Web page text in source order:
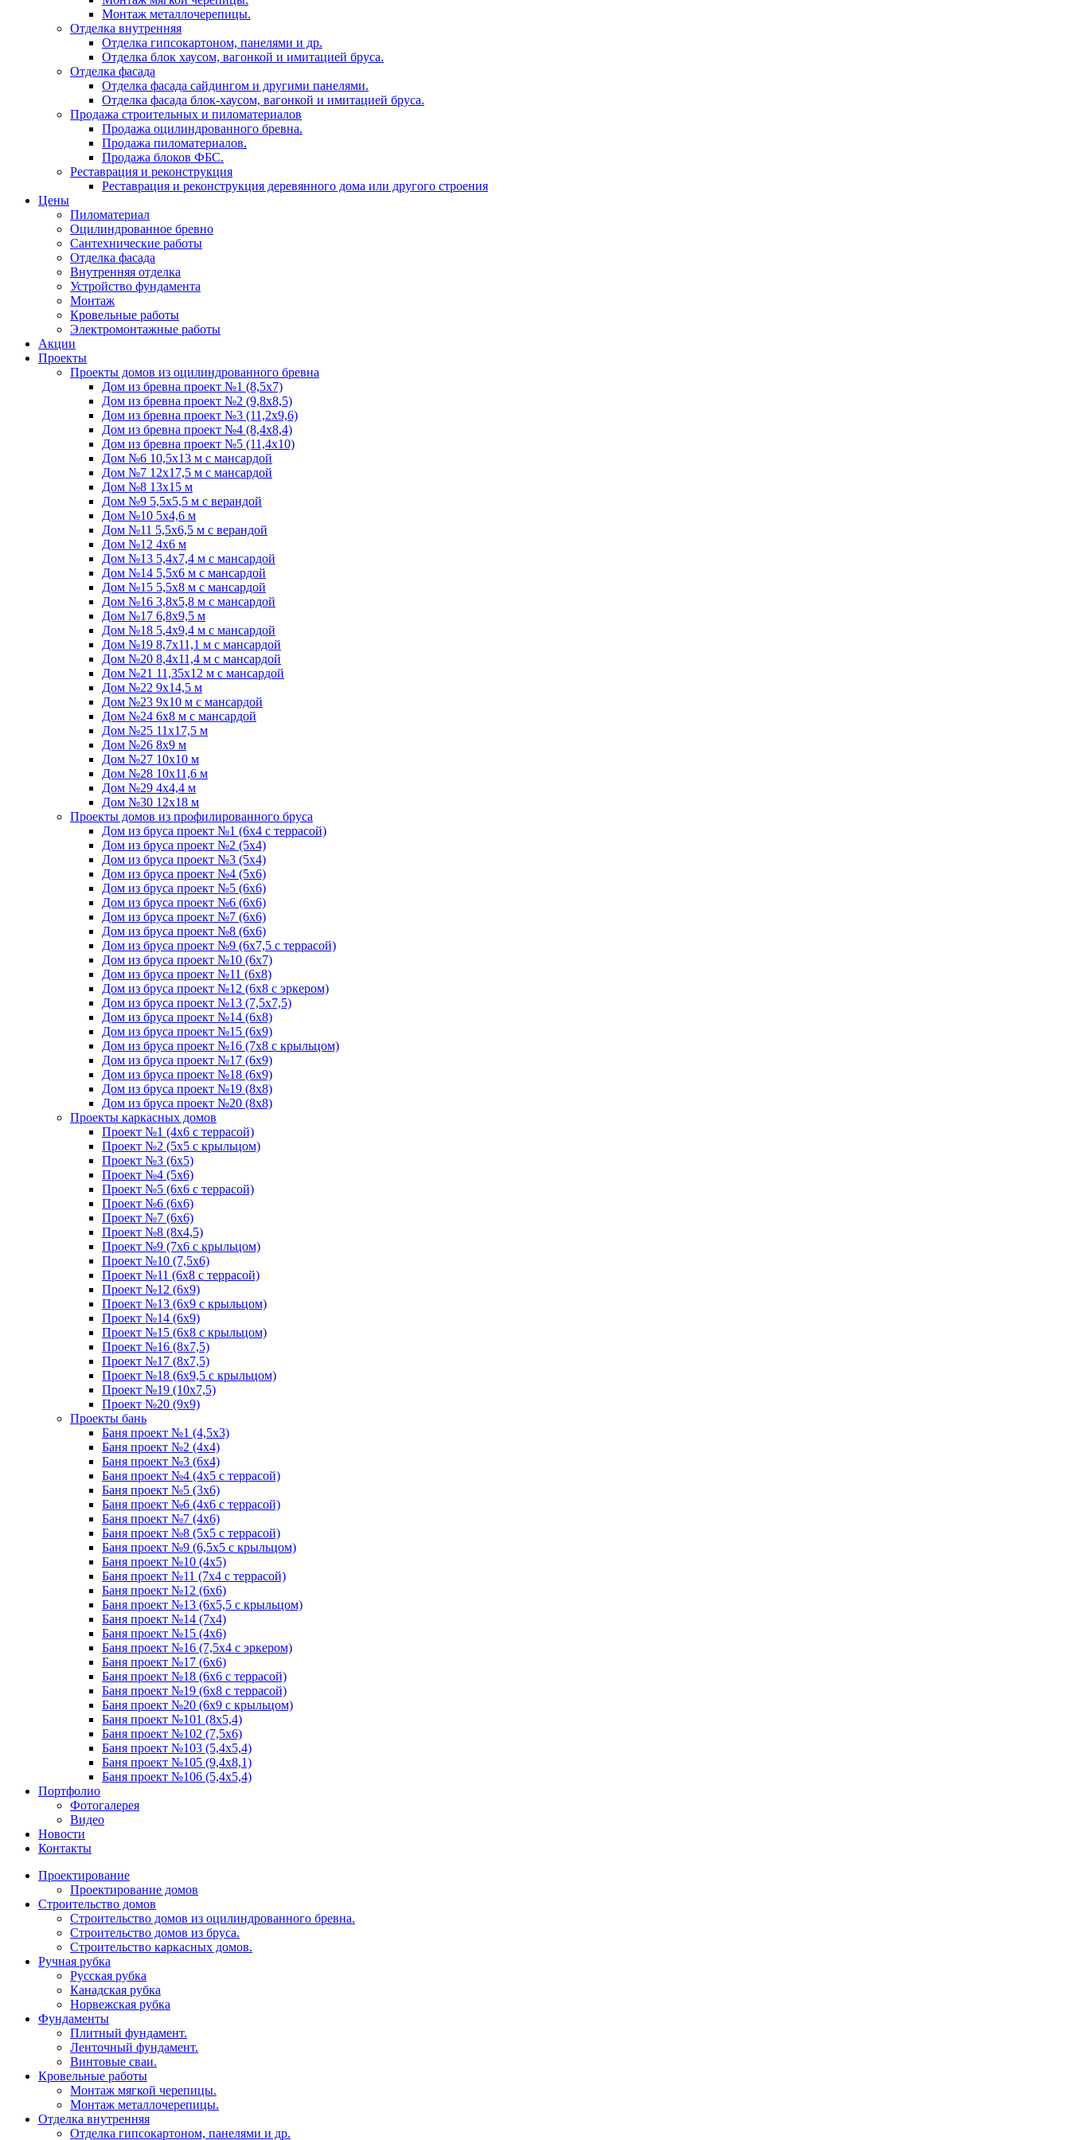
Монтаж металлочерепицы.
Отделка внутренняя
Отделка гипсокартоном, панелями и др.
Отделка блок хаусом, вагонкой и имитацией бруса.
Отделка фасада
Отделка фасада сайдингом и другими панелями.
Отделка фасада блок-хаусом, вагонкой и имитацией бруса.
Продажа строительных и пиломатериалов
Продажа оцилиндрованного бревна.
Продажа пиломатериалов.
Продажа блоков ФБС.
Реставрация и реконструкция
Реставрация и реконструкция деревянного дома или другого строения
Цены
Пиломатериал
Оцилиндрованное бревно
Сантехнические работы
Отделка фасада
Внутренняя отделка
Устройство фундамента
Монтаж
Кровельные работы
Электромонтажные работы
Акции
Проекты
Проекты домов из оцилиндрованного бревна
Дом из бревна проект №1 (8,5x7)
Дом из бревна проект №2 (9,8х8,5)
Дом из бревна проект №3 (11,2х9,6)
Дом из бревна проект №4 (8,4х8,4)
Дом из бревна проект №5 (11,4х10)
Дом №6 10,5х13 м с мансардой
Дом №7 12х17,5 м с мансардой
Дом №8 13х15 м
Дом №9 5,5х5,5 м с верандой
Дом №10 5х4,6 м
Дом №11 5,5х6,5 м с верандой
Дом №12 4х6 м
Дом №13 5,4х7,4 м с мансардой
Дом №14 5,5х6 м с мансардой
Дом №15 5,5х8 м с мансардой
Дом №16 3,8х5,8 м с мансардой
Дом №17 6,8х9,5 м
Дом №18 5,4х9,4 м с мансардой
Дом №19 8,7х11,1 м с мансардой
Дом №20 8,4х11,4 м с мансардой
Дом №21 11,35х12 м с мансардой
Дом №22 9х14,5 м
Дом №23 9х10 м с мансардой
Дом №24 6х8 м с мансардой
Дом №25 11х17,5 м
Дом №26 8х9 м
Дом №27 10х10 м
Дом №28 10х11,6 м
Дом №29 4х4,4 м
Дом №30 12х18 м
Проекты домов из профилированного бруса
Дом из бруса проект №1 (6х4 с террасой)
Дом из бруса проект №2 (5х4)
Дом из бруса проект №3 (5х4)
Дом из бруса проект №4 (5х6)
Дом из бруса проект №5 (6х6)
Дом из бруса проект №6 (6х6)
Дом из бруса проект №7 (6х6)
Дом из бруса проект №8 (6х6)
Дом из бруса проект №9 (6х7,5 с террасой)
Дом из бруса проект №10 (6х7)
Дом из бруса проект №11 (6х8)
Дом из бруса проект №12 (6х8 с эркером)
Дом из бруса проект №13 (7,5х7,5)
Дом из бруса проект №14 (6х8)
Дом из бруса проект №15 (6х9)
Дом из бруса проект №16 (7х8 с крыльцом)
Дом из бруса проект №17 (6х9)
Дом из бруса проект №18 (6х9)
Дом из бруса проект №19 (8х8)
Дом из бруса проект №20 (8х8)
Проекты каркасных домов
Проект №1 (4х6 с террасой)
Проект №2 (5х5 с крыльцом)
Проект №3 (6х5)
Проект №4 (5х6)
Проект №5 (6х6 с террасой)
Проект №6 (6х6)
Проект №7 (6х6)
Проект №8 (8х4,5)
Проект №9 (7х6 с крыльцом)
Проект №10 (7,5х6)
Проект №11 (6х8 с террасой)
Проект №12 (6х9)
Проект №13 (6х9 с крыльцом)
Проект №14 (6х9)
Проект №15 (6х8 с крыльцом)
Проект №16 (8х7,5)
Проект №17 (8х7,5)
Проект №18 (6х9,5 с крыльцом)
Проект №19 (10х7,5)
Проект №20 (9х9)
Проекты бань
Баня проект №1 (4,5x3)
Баня проект №2 (4x4)
Баня проект №3 (6x4)
Баня проект №4 (4х5 с террасой)
Баня проект №5 (3х6)
Баня проект №6 (4х6 с террасой)
Баня проект №7 (4х6)
Баня проект №8 (5х5 с террасой)
Баня проект №9 (6,5х5 с крыльцом)
Баня проект №10 (4х5)
Баня проект №11 (7х4 с террасой)
Баня проект №12 (6х6)
Баня проект №13 (6х5,5 с крыльцом)
Баня проект №14 (7х4)
Баня проект №15 (4х6)
Баня проект №16 (7,5х4 с эркером)
Баня проект №17 (6х6)
Баня проект №18 (6х6 с террасой)
Баня проект №19 (6х8 с террасой)
Баня проект №20 (6х9 с крыльцом)
Баня проект №101 (8x5,4)
Баня проект №102 (7,5x6)
Баня проект №103 (5,4x5,4)
Баня проект №105 (9,4x8,1)
Баня проект №106 (5,4x5,4)
Портфолио
Фотогалерея
Видео
Новости
Контакты
Проектирование
Проектирование домов
Строительство домов
Строительство домов из оцилиндрованного бревна.
Строительство домов из бруса.
Строительство каркасных домов.
Ручная рубка
Русская рубка
Канадская рубка
Норвежская рубка
Фундаменты
Плитный фундамент.
Ленточный фундамент.
Винтовые сваи.
Кровельные работы
Монтаж мягкой черепицы.
Монтаж металлочерепицы.
Отделка внутренняя
Отделка гипсокартоном, панелями и др.